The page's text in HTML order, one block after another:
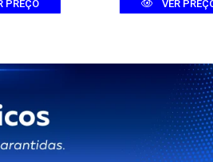
PREÇO VER